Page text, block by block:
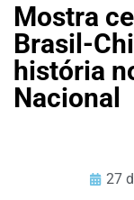
Mostra
Brasil-
história
Nacional
27